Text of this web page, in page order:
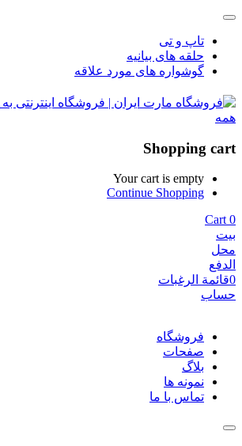
تاپ و تی
حلقه های بیانیه
گوشواره های مورد علاقه
Shopping cart
Your cart is empty
Continue Shopping
0
Cart
بيت
محل
الدفع
0قائمة الرغبات
حساب
فروشگاه
صفحات
بلاگ
نمونه ها
تماس با ما